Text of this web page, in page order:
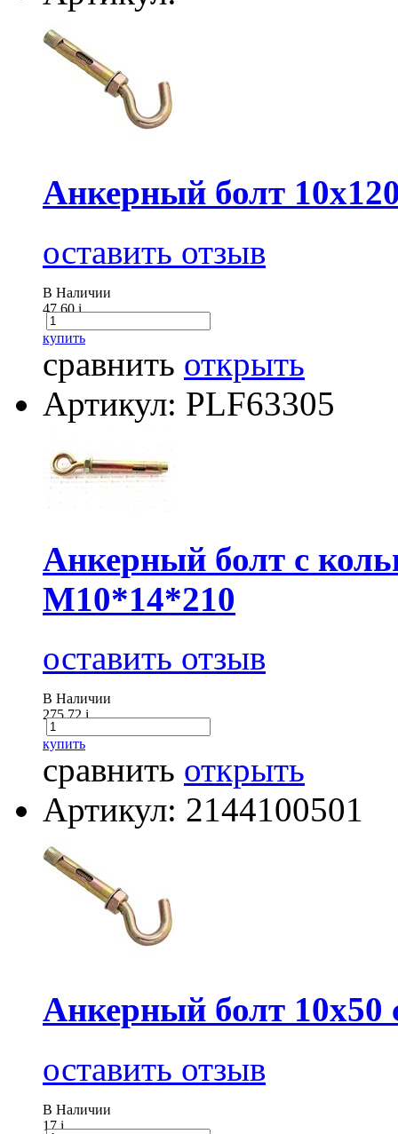
Анкерный болт
оставить отзыв
В Наличии
47.60i
купить
сравнить открыть
Артикул: PLF63305
Анкерный болт с
М10*14*210
оставить отзыв
В Наличии
275.72i
купить
сравнить открыть
Артикул: 2144100501
Анкерный болт
оставить отзыв
В Наличии
17i